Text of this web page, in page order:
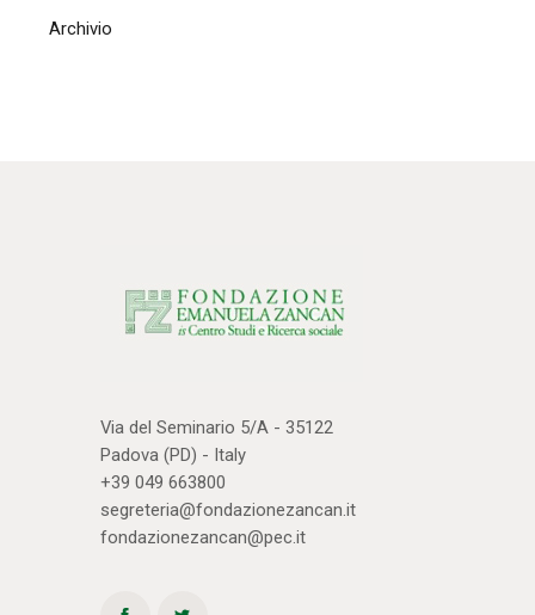
Archivio
Via del Seminario 5/A - 35122
Padova (PD) - Italy
+39 049 663800
segreteria@fondazionezancan.it
fondazionezancan@pec.it